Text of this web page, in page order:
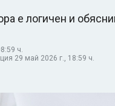
е логичен и
ч.
29 май 2026 г., 18:59 ч.